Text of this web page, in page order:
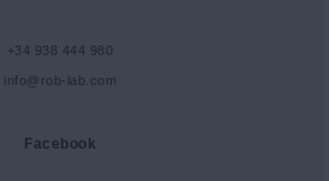
+34 938 444 980
info@rob-lab.com
Facebook